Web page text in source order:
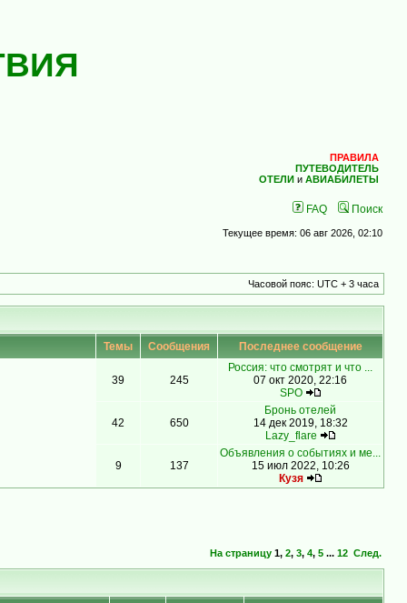
ПРАВИЛА
ПУТЕВОДИТЕЛЬ
ОТЕЛИ и АВИАБИЛЕТЫ
FAQ Поиск
Текущее время: 06 авг 2026, 02:10
Часовой пояс: UTC + 3 часа
Темы Сообщения Последнее сообщение
39 245
Россия: что смотрят и что ...
07 окт 2020, 22:16
SPO
42 650
Бронь отелей
14 дек 2019, 18:32
Lazy_flare
9 137
Объявления о событиях и ме...
15 июл 2022, 10:26
Кузя
На страницу 1, 2, 3, 4, 5 ... 12 След.